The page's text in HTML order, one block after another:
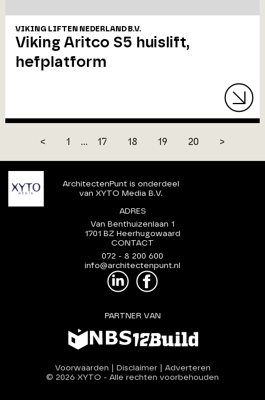
VIKING LIFTEN NEDERLAND B.V.
Viking Aritco S5 huislift,
hefplatform
< 1 ... 17 18 19 20 >
ArchitectenPunt is onderdeel
van XYTO Media B.V.
ADRES
Van Benthuizenlaan 1
1701 BZ Heerhugowaard
CONTACT
072 - 8 200 600
info@architectenpunt.nl
PARTNER VAN
Voorwaarden Disclaimer| Adverteren
© 2026 XYTO - Alle rechten voorbehouden